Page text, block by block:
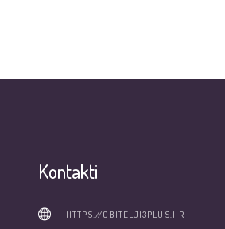
Kontakti
HTTPS://OBITELJI3PLUS.HR